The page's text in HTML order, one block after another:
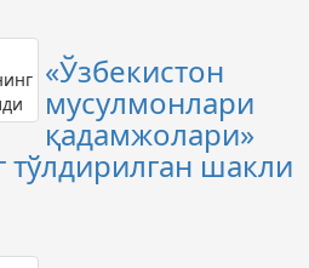
«Ўзбекистон
мусулмонлари
қадамжолари»
шакли